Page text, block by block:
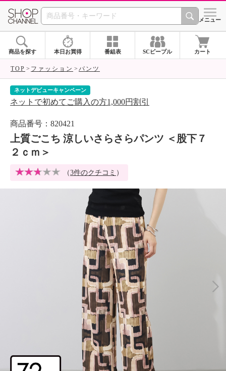
SHOP CHANNEL シメニュー
商品を探す 本日お買得 番組表 SCピープル カート
TOP ファッション パンツ
ショップチャンネルアプリデビューキャンペーン
アプリから初めてのお買い物で1000円割
商品番号：820421
上質ごこち 涼しいさらさらパンツ ＜股下７
２ｃｍ＞
（3件のクチコミ ）